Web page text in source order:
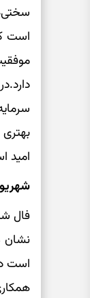
است
امید
فال
نشان
است